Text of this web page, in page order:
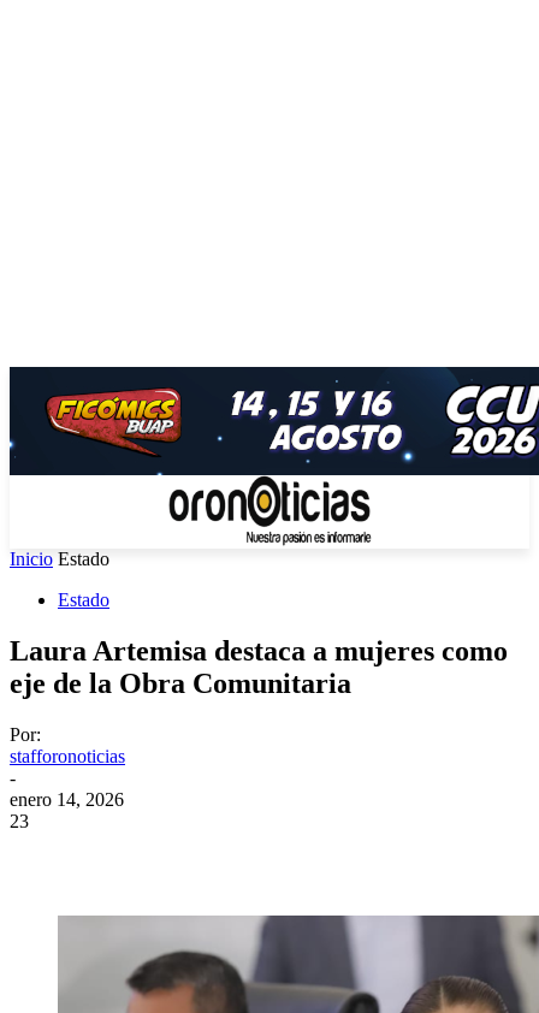
Inicio Estado
Estado
Laura Artemisa destaca a mujeres como
eje de la Obra Comunitaria
Por:
stafforonoticias
-
enero 14, 2026
23